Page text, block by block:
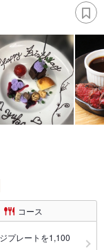
コース
プレートを1,100